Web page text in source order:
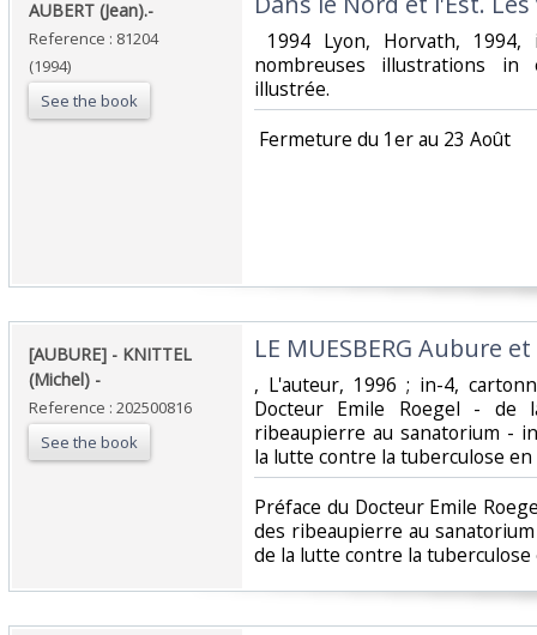
‎AUBERT (Jean).-‎
Reference : 81204
(1994)
See the book
1994 Lyon, Horvath,
nombreuses illustrations
illustrée. ‎
‎ Fermeture du 1er au 23 Août‎
‎[AUBURE] - KNITTEL
(Michel) - ‎
Reference : 202500816
See the book
‎LE MUESBERG Aubure
‎, L'auteur, 1996 ; in-4,
Docteur Emile Roegel - de
ribeaupierre au sanatorium -
la lutte contre la tuberculose en
‎Préface du Docteur Emile
des ribeaupierre au
de la lutte contre la tuberculose